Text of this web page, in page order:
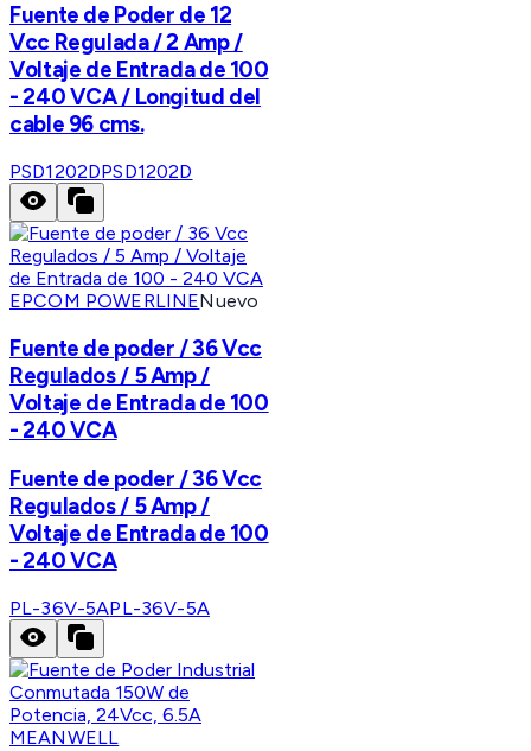
Fuente de Poder de 12
Vcc Regulada / 2 Amp /
Voltaje de Entrada de 100
- 240 VCA / Longitud del
cable 96 cms.
PSD1202DPSD1202D
EPCOM POWERLINENuevo
Fuente de poder / 36 Vcc
Regulados / 5 Amp /
Voltaje de Entrada de 100
- 240 VCA
Fuente de poder / 36 Vcc
Regulados / 5 Amp /
Voltaje de Entrada de 100
- 240 VCA
PL-36V-5APL-36V-5A
MEANWELL